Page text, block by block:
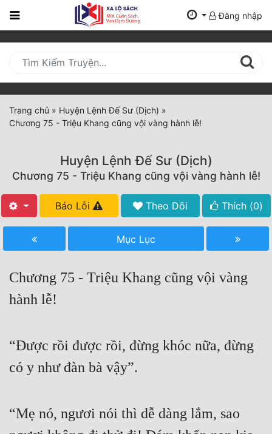
Trang
Mới
Cập
Nhật
(current)
Tất Cả
Hoàn Thành
Truyện Convert
Truyện Dịch
Truyện ngắn
Đăng nhập
Trang chủ » Huyện Lệnh Đế Sư (Dịch) »
Chương 75 - Triệu Khang cũng vội vàng hành lễ!
Huyện Lệnh Đế Sư (Dịch)
Chương 75 - Triệu Khang cũng vội vàng hành lễ!
Báo Lỗi Theo Dõi Thích (0)
Mục Lục
Chương 75 - Triệu Khang cũng vội vàng
hành lễ!
“Được rồi được rồi, đừng khóc nữa, đừng
có y như đàn bà vậy”.
“Mẹ nó, ngươi nói thì dễ dàng lắm, sao